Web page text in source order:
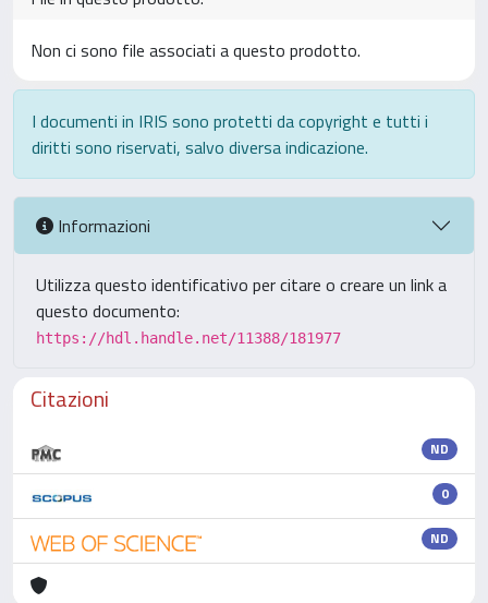
Non ci sono file associati a questo prodotto.
I documenti in IRIS sono protetti da copyright e tutti i
diritti sono riservati, salvo diversa indicazione.
Informazioni
Utilizza questo identificativo per citare o creare un link a
questo documento:
https://hdl.handle.net/11388/181977
Citazioni
ND
0
ND